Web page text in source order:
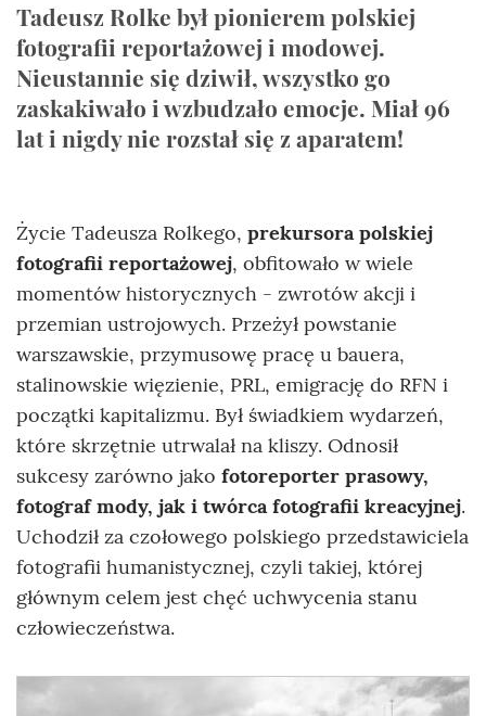
Tadeusz Rolke był pionierem polskiej
fotografii reportażowej i modowej.
Nieustannie się dziwił, wszystko go
zaskakiwało i wzbudzało emocje. Miał 96
lat i nigdy nie rozstał się z aparatem!
Życie Tadeusza Rolkego, prekursora polskiej
fotografii reportażowej, obfitowało w wiele
momentów historycznych - zwrotów akcji i
przemian ustrojowych. Przeżył powstanie
warszawskie, przymusowę pracę u bauera,
stalinowskie więzienie, PRL, emigrację do RFN i
początki kapitalizmu. Był świadkiem wydarzeń,
które skrzętnie utrwalał na kliszy. Odnosił
sukcesy zarówno jako fotoreporter prasowy,
fotograf mody, jak i twórca fotografii kreacyjnej.
Uchodził za czołowego polskiego przedstawiciela
fotografii humanistycznej, czyli takiej, której
głównym celem jest chęć uchwycenia stanu
człowieczeństwa.